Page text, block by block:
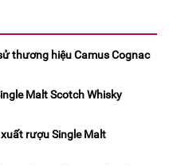
thương hiệu Camus Cognac
Malt Scotch Whisky
rượu Single Malt